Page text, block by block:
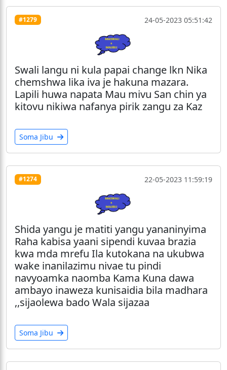
#1279 24-05-2023 05:51:42
Swali langu ni kula papai change lkn Nika
chemshwa lika iva je hakuna mazara.
Lapili huwa napata Mau mivu San chin ya
kitovu nikiwa nafanya pirik zangu za Kaz
Soma Jibu
#1274 22-05-2023 11:59:19
Shida yangu je matiti yangu yananinyima
Raha kabisa yaani sipendi kuvaa brazia
kwa mda mrefu Ila kutokana na ukubwa
wake inanilazimu nivae tu pindi
navyoamka naomba Kama Kuna dawa
ambayo inaweza kunisaidia bila madhara
,,sijaolewa bado Wala sijazaa
Soma Jibu